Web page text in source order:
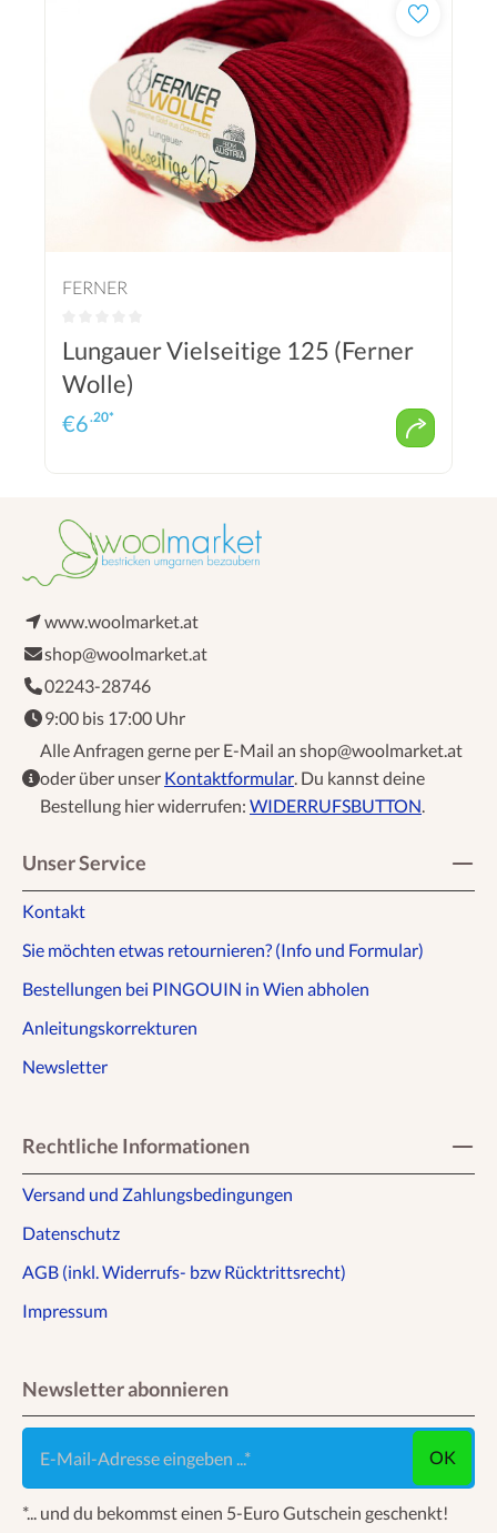
FERNER
Lungauer Vielseitige 125 (Ferner
Wolle)
€6.20*
www.woolmarket.at
shop@woolmarket.at
02243-28746
9:00 bis 17:00 Uhr
Alle Anfragen gerne per E-Mail an shop@woolmarket.at
oder über unser Kontaktformular . Du kannst deine
Bestellung hier widerrufen: WIDERRUFSBUTTON
Unser Service
Kontakt
Sie möchten etwas retournieren? (Info und Formular)
Bestellungen bei PINGOUIN in Wien abholen
Anleitungskorrekturen
Newsletter
Rechtliche Informationen
Versand und Zahlungsbedingungen
Datenschutz
AGB (inkl. Widerrufs- bzw Rücktrittsrecht)
Impressum
Newsletter abonnieren
E-Mail-Adresse eingeben ...
OK
*... und du bekommst einen 5-Euro Gutschein geschenkt!